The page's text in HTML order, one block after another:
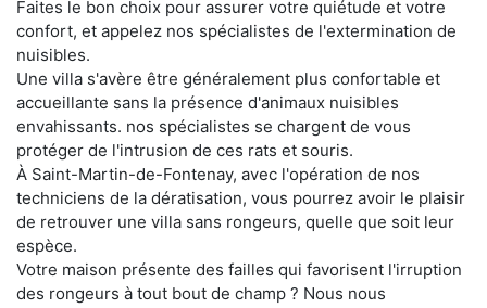
Faites le bon choix pour assurer votre quiétude et votre
confort, et appelez nos spécialistes de l'extermination de
nuisibles.
Une villa s'avère être généralement plus confortable et
accueillante sans la présence d'animaux nuisibles
envahissants. nos spécialistes se chargent de vous
protéger de l'intrusion de ces rats et souris.
À Saint-Martin-de-Fontenay, avec l'opération de nos
techniciens de la dératisation, vous pourrez avoir le plaisir
de retrouver une villa sans rongeurs, quelle que soit leur
espèce.
Votre maison présente des failles qui favorisent l'irruption
des rongeurs à tout bout de champ ? Nous nous